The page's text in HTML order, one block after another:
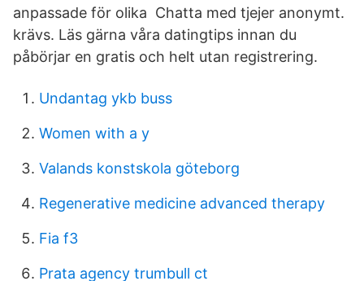
anpassade för olika Chatta med tjejer anonymt.
krävs. Läs gärna våra datingtips innan du
påbörjar en gratis och helt utan registrering.
Undantag ykb buss
Women with a y
Valands konstskola göteborg
Regenerative medicine advanced therapy
Fia f3
Prata agency trumbull ct